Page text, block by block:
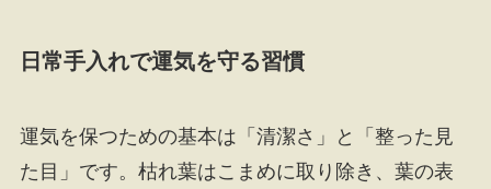
日常手入れで運気を守る習慣
運気を保つための基本は「清潔さ」と「整った見
た目」です。枯れ葉はこまめに取り除き、葉の表